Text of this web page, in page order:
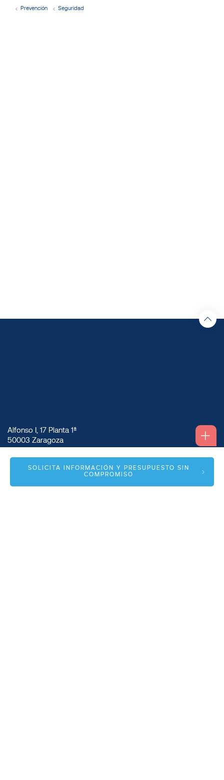
información
Prevención Seguridad
SOLICITA INFORMACIÓN Y PRESUPUESTO SIN
COMPROMISO
Alfonso I, 17 Planta 1ª
50003 Zaragoza
info@spmas.es